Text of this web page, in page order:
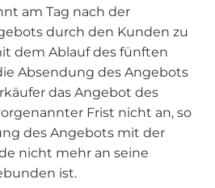
am Tag nach der
durch den Kunden zu
dem Ablauf des fünften
Absendung des Angebots
das Angebot des
Frist nicht an, so
des Angebots mit der
nicht mehr an seine
ist.